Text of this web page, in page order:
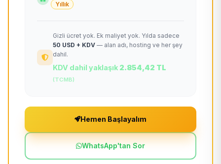
Yıllık
Gizli ücret yok. Ek maliyet yok. Yılda sadece
50 USD + KDV — alan adı, hosting ve her şey
dahil.
KDV dahil yaklaşık 2.854,42 TL
(TCMB)
Hemen Başlayalım
WhatsApp'tan Sor